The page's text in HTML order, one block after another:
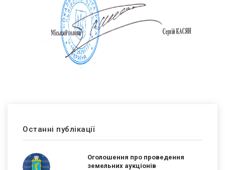
Останні публікації
Оголошення про проведення
земельних аукціонів